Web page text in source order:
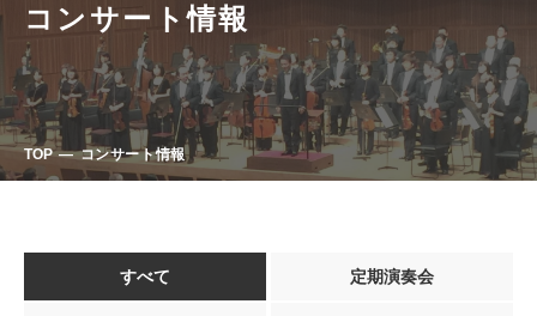
コンサート情報
TOP コンサート情報
すべて 定期演奏会